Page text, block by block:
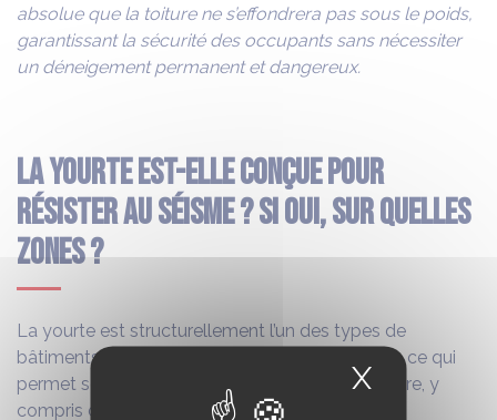
absolue que la toiture ne s’effondrera pas sous le poids,
garantissant la sécurité des occupants sans nécessiter
un déneigement permanent et dangereux.
La yourte est-elle conçue pour
résister au séisme ? Si oui, sur quelles
zones ?
La yourte est structurellement l’un des types de
bâtiments les plus sûrs face au risque sismique, ce qui
permet son installation sur l’ensemble du territoire, y
compris dans les zones les plus exposées.
X